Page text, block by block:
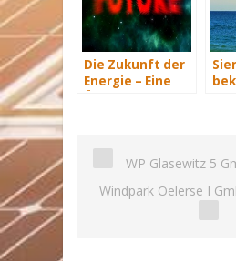
Die Zukunft der
Energie – Eine
WP Glasewitz 5
Windpark Oelerse I